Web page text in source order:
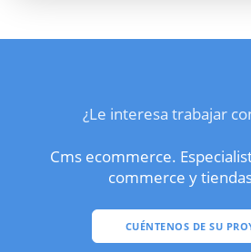
¿Le interesa trabajar
Cms ecommerce.
commerce y
CUÉNTENOS DE SU